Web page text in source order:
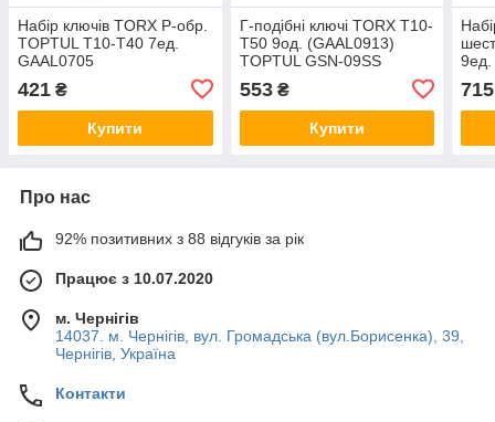
Набір ключів TORX Р-обр.
TOPTUL T10-T40 7ед.
GAAL0705
421 ₴
Купити
Г-подібні ключі TORX T10-
T50 9од. (GAAL0913)
TOPTUL GSN-09SS
553₴
Купити
9ед.
715
Про нас
92% позитивних з 88 відгуків за рік
Працює з 10.07.2020
м. Чернігів
14037. м. Чернігів, вул. Громадська (вул.Борисенка), 39,
Чернігів, Україна
Контакти